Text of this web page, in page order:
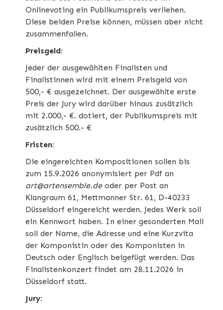
Onlinevoting ein Publikumspreis verliehen.
Diese beiden Preise können, müssen aber nicht
zusammenfallen.
Preisgeld:
Jeder der ausgewählten Finalisten und
Finalistinnen wird mit einem Preisgeld von
500,- € ausgezeichnet. Der ausgewählte erste
Preis der Jury wird darüber hinaus zusätzlich
mit 2.000,- €. dotiert, der Publikumspreis mit
zusätzlich 500.- €
Fristen:
Die eingereichten Kompositionen sollen bis
zum 15.9.2026 anonymisiert per Pdf an
art@artensemble.deoder per Post an
Klangraum 61, Mettmanner Str. 61, D-40233
Düsseldorf eingereicht werden. Jedes Werk soll
ein Kennwort haben. In einer gesonderten Mail
soll der Name, die Adresse und eine Kurzvita
der Komponistin oder des Komponisten in
Deutsch oder Englisch beigefügt werden. Das
Finalistenkonzert findet am 28.11.2026 in
Düsseldorf statt.
Jury: